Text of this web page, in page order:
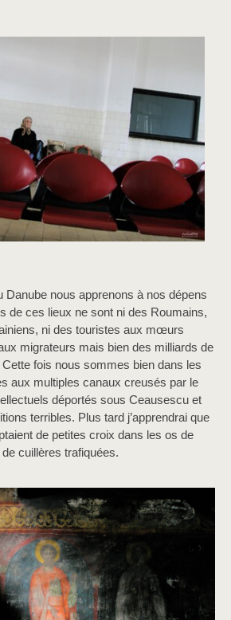
Danube nous apprenons à nos dépens
de ces lieux ne sont ni des Roumains,
ni des touristes aux mœurs
migrateurs mais bien des milliards de
fois nous sommes bien dans les
aux multiples canaux creusés par le
déportés sous Ceausescu et
terribles. Plus tard j’apprendrai que
de petites croix dans les os de
cuillères trafiquées.